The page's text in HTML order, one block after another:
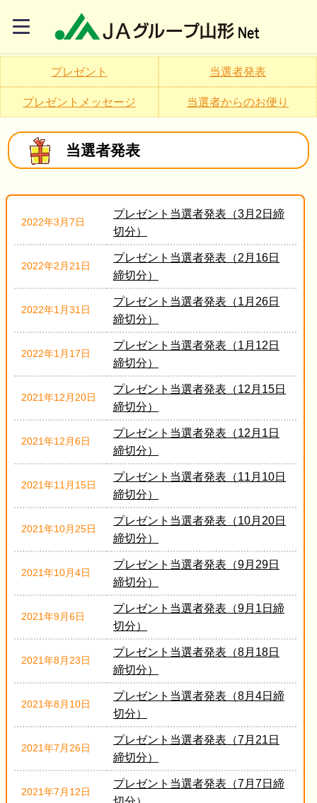
プレゼント 当選者発表
プレゼントメッセージ 当選者からのお便り
当選者発表
2022年3月7日
プレゼント当選者発表（3月2日締
切分）
2022年2月21日
プレゼント当選者発表（2月16日
締切分）
2022年1月31日
プレゼント当選者発表（1月26日
締切分）
2022年1月17日
プレゼント当選者発表（1月12日
締切分）
2021年12月20日
プレゼント当選者発表（12月15日
締切分）
2021年12月6日
プレゼント当選者発表（12月1日
締切分）
2021年11月15日
プレゼント当選者発表（11月10日
締切分）
2021年10月25日
プレゼント当選者発表（10月20日
締切分）
2021年10月4日
プレゼント当選者発表（9月29日
締切分）
2021年9月6日
プレゼント当選者発表（9月1日締
切分）
2021年8月23日
プレゼント当選者発表（8月18日
締切分）
2021年8月10日
プレゼント当選者発表（8月4日締
切分）
2021年7月26日
プレゼント当選者発表（7月21日
締切分）
2021年7月12日
プレゼント当選者発表（7月7日締